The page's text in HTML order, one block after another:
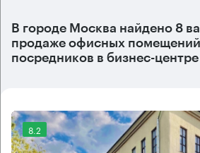
В городе Москва найдено 8
продаже офисных
посредников в бизнес-центре
8.2